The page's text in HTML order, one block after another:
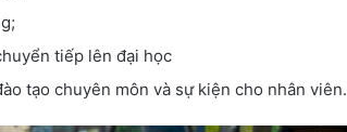
tiếp lên đại học
tạo chuyên môn và sự kiện cho nhân viên.